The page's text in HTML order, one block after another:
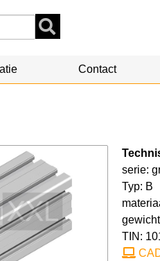
Contact
serie:
Typ: B
TIN: